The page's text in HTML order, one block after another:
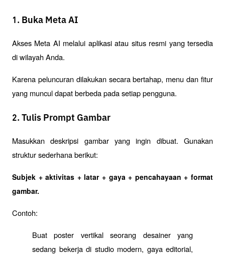
1. Buka Meta AI
Akses Meta AI melalui aplikasi atau situs resmi yang tersedia
di wilayah Anda.
Karena peluncuran dilakukan secara bertahap, menu dan fitur
yang muncul dapat berbeda pada setiap pengguna.
2. Tulis Prompt Gambar
Masukkan deskripsi gambar yang ingin dibuat. Gunakan
struktur sederhana berikut:
Subjek + aktivitas + latar + gaya + pencahayaan + format
gambar.
Contoh:
Buat poster vertikal seorang desainer yang
sedang bekerja di studio modern, gaya editorial,